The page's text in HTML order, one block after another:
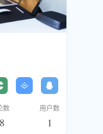
数 用户数
1